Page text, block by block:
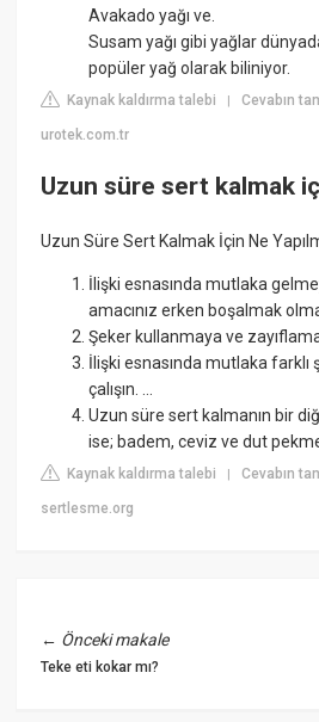
Avakado yağı ve.
Susam yağı gibi yağlar
popüler yağ olarak biliniyor.
Kaynak kaldırma talebi |Cevabın
urotek.com.tr
Uzun süre sert kalmak
Uzun Süre Sert Kalmak İçin Ne
İlişki esnasında mutlaka
amacınız erken boşalmak
Şeker kullanmaya ve
İlişki esnasında mutlaka
çalışın. ...
Uzun süre sert kalmanın bir
ise; badem, ceviz ve dut
Kaynak kaldırma talebi |Cevabın
sertlesme.org
← Önceki makale
Teke eti kokar mı?